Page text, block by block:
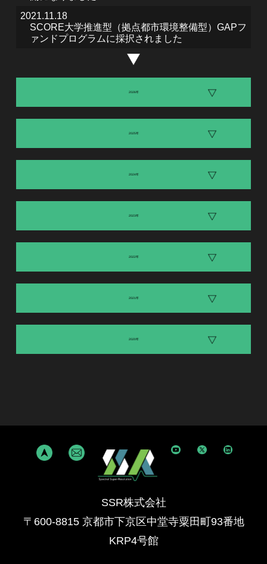
2021.11.18
SCORE大学推進型（拠点都市環境整備型）GAPフ
ァンドプログラムに採択されました
2026年
2025年
2024年
2023年
2022年
2021年
2020年
SSR株式会社
〒600-8815 京都市下京区中堂寺粟田町93番地
KRP4号館